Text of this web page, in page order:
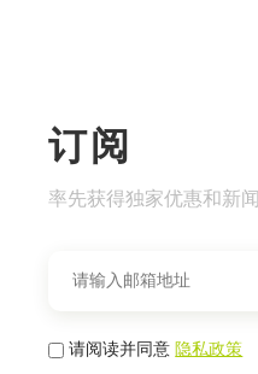
订阅
率先获得独家优惠和新闻
请阅读并同意隐私政策